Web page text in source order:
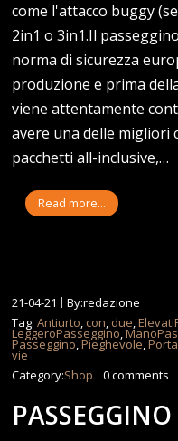
come l'attacco buggy
2in1 o 3in1.Il
norma di sicurezza
produzione e prima
viene attentamente
avere una delle migliori
pacchetti all-inclusive,…
Read more...
21-04-21
By:redazione
Tag:Antiurto, con, due,
LeggeroPasseggino,
Passeggino,Pieghevole,
vie
Category:Shop 0 comments